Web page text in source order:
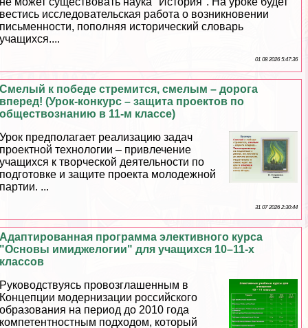
вестись исследовательская работа о возникновении
письменности, пополняя исторический словарь
учащихся....
01 08 2026 5:47:36
Смелый к победе стремится, смелым – дорога
вперед! (Урок-конкурс – защита проектов по
обществознанию в 11-м классе)
Урок предполагает реализацию задач
проектной технологии – привлечение
учащихся к творческой деятельности по
подготовке и защите проекта молодежной
партии. ...
31 07 2026 2:30:44
Адаптированная программа элективного курса
"Основы имиджелогии" для учащихся 10–11-х
классов
Руководствуясь провозглашенным в
Концепции модернизации российского
образования на период до 2010 года
компетентностным подходом, который